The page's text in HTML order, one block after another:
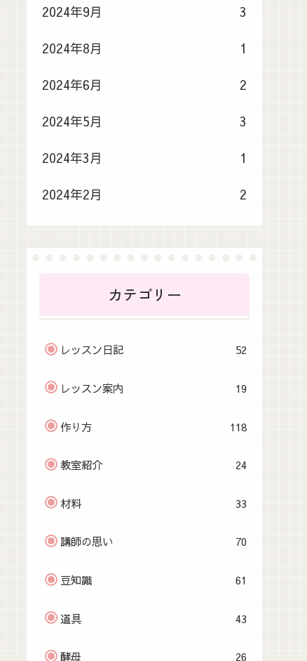
2024年9月 3
2024年8月 1
2024年6月 2
2024年5月 3
2024年3月 1
2024年2月 2
カテゴリー
レッスン日記 52
レッスン案内 19
作り方 118
教室紹介 24
材料 33
講師の思い 70
豆知識 61
道具 43
酵母 26